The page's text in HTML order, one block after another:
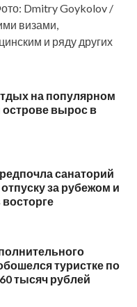
Dmitry Goykolov /
визами,
и ряду других
на популярном
острове вырос в
санаторий
за рубежом и
туристке по
тысяч рублей